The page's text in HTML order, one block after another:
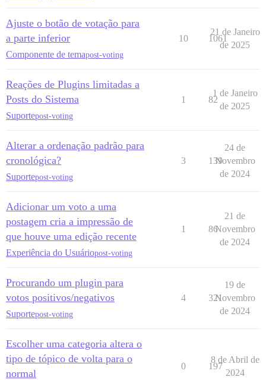
Ajuste o botão de votação para
a parte inferior
Componente de temapost-voting
10 1061
21 de Janeiro
de 2025
Reações de Plugins limitadas a
Posts do Sistema
Suportepost-voting
1 82
1 de Janeiro
de 2025
Alterar a ordenação padrão para
cronológica?
Suportepost-voting
3 139
24 de
Novembro
de 2024
Adicionar um voto a uma
postagem cria a impressão de
que houve uma edição recente
Experiência do Usuáriopost-voting
1 86
21 de
Novembro
de 2024
Procurando um plugin para
votos positivos/negativos
Suportepost-voting
4 321
19 de
Novembro
de 2024
Escolher uma categoria altera o
tipo de tópico de volta para o
normal
0 197
8 de Abril de
2024